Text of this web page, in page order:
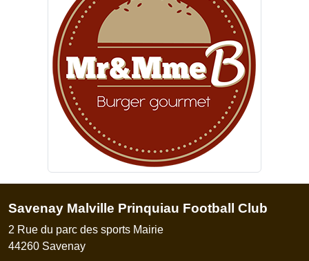
Savenay Malville Prinquiau Football Club
2 Rue du parc des sports Mairie
44260 Savenay